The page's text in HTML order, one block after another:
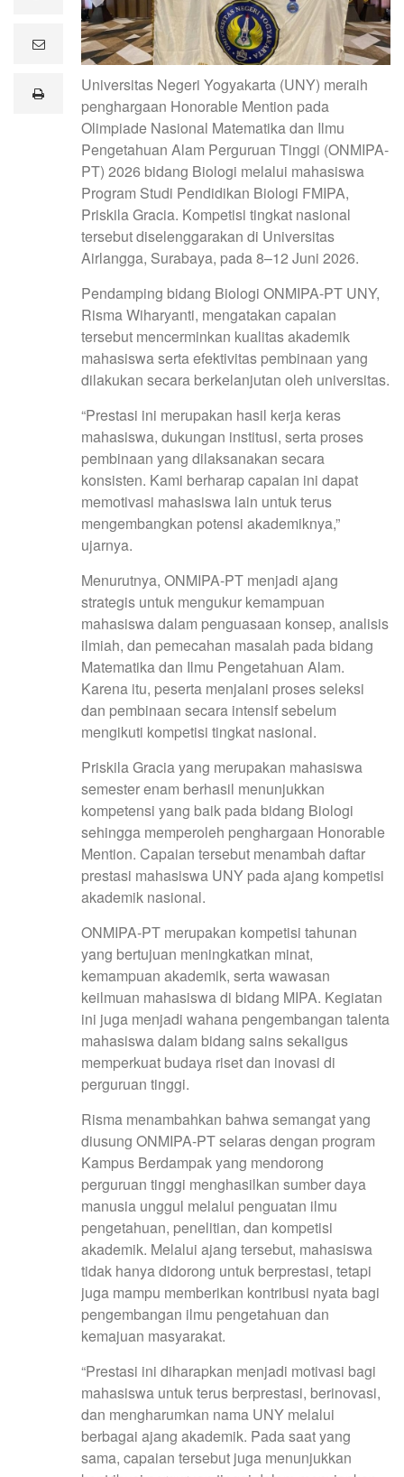
e
lprint
Universitas Negeri Yogyakarta (UNY) meraih
penghargaan Honorable Mention pada
Olimpiade Nasional Matematika dan Ilmu
Pengetahuan Alam Perguruan Tinggi (ONMIPA-
PT) 2026 bidang Biologi melalui mahasiswa
Program Studi Pendidikan Biologi FMIPA,
Priskila Gracia. Kompetisi tingkat nasional
tersebut diselenggarakan di Universitas
Airlangga, Surabaya, pada 8–12 Juni 2026.
Pendamping bidang Biologi ONMIPA-PT UNY,
Risma Wiharyanti, mengatakan capaian
tersebut mencerminkan kualitas akademik
mahasiswa serta efektivitas pembinaan yang
dilakukan secara berkelanjutan oleh universitas.
“Prestasi ini merupakan hasil kerja keras
mahasiswa, dukungan institusi, serta proses
pembinaan yang dilaksanakan secara
konsisten. Kami berharap capaian ini dapat
memotivasi mahasiswa lain untuk terus
mengembangkan potensi akademiknya,”
ujarnya.
Menurutnya, ONMIPA-PT menjadi ajang
strategis untuk mengukur kemampuan
mahasiswa dalam penguasaan konsep, analisis
ilmiah, dan pemecahan masalah pada bidang
Matematika dan Ilmu Pengetahuan Alam.
Karena itu, peserta menjalani proses seleksi
dan pembinaan secara intensif sebelum
mengikuti kompetisi tingkat nasional.
Priskila Gracia yang merupakan mahasiswa
semester enam berhasil menunjukkan
kompetensi yang baik pada bidang Biologi
sehingga memperoleh penghargaan Honorable
Mention. Capaian tersebut menambah daftar
prestasi mahasiswa UNY pada ajang kompetisi
akademik nasional.
ONMIPA-PT merupakan kompetisi tahunan
yang bertujuan meningkatkan minat,
kemampuan akademik, serta wawasan
keilmuan mahasiswa di bidang MIPA. Kegiatan
ini juga menjadi wahana pengembangan talenta
mahasiswa dalam bidang sains sekaligus
memperkuat budaya riset dan inovasi di
perguruan tinggi.
Risma menambahkan bahwa semangat yang
diusung ONMIPA-PT selaras dengan program
Kampus Berdampak yang mendorong
perguruan tinggi menghasilkan sumber daya
manusia unggul melalui penguatan ilmu
pengetahuan, penelitian, dan kompetisi
akademik. Melalui ajang tersebut, mahasiswa
tidak hanya didorong untuk berprestasi, tetapi
juga mampu memberikan kontribusi nyata bagi
pengembangan ilmu pengetahuan dan
kemajuan masyarakat.
“Prestasi ini diharapkan menjadi motivasi bagi
mahasiswa untuk terus berprestasi, berinovasi,
dan mengharumkan nama UNY melalui
berbagai ajang akademik. Pada saat yang
sama, capaian tersebut juga menunjukkan